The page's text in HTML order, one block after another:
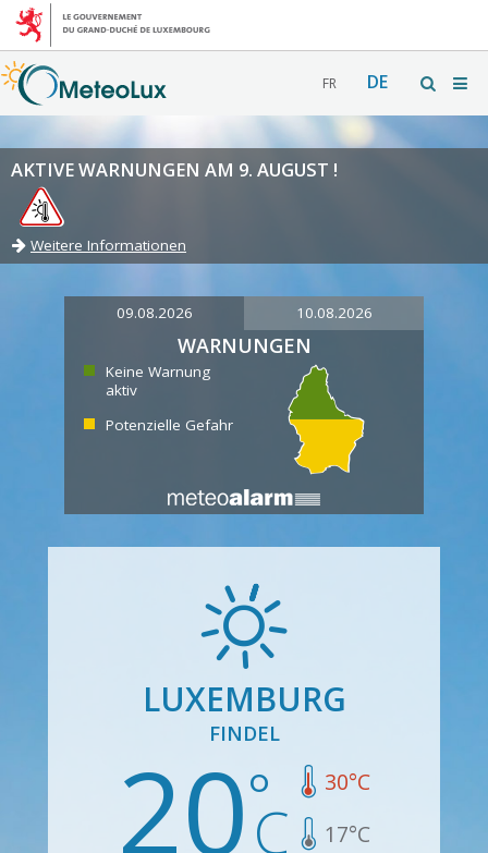
FR DE
AKTIVE WARNUNGEN AM 9. AUGUST !
Weitere Informationen
09.08.2026 10.08.2026
WARNUNGEN
Keine Warnung
aktiv
Potenzielle Gefahr
LUXEMBURG
FINDEL
20 30°C
17°C